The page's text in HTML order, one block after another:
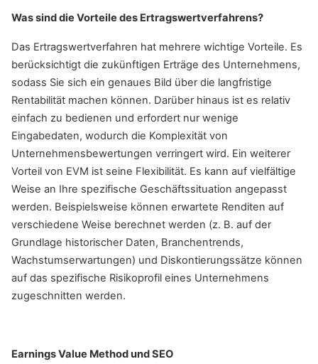
Was sind die Vorteile des Ertragswertverfahrens?
Das Ertragswertverfahren hat mehrere wichtige Vorteile. Es
berücksichtigt die zukünftigen Erträge des Unternehmens,
sodass Sie sich ein genaues Bild über die langfristige
Rentabilität machen können. Darüber hinaus ist es relativ
einfach zu bedienen und erfordert nur wenige
Eingabedaten, wodurch die Komplexität von
Unternehmensbewertungen verringert wird. Ein weiterer
Vorteil von EVM ist seine Flexibilität. Es kann auf vielfältige
Weise an Ihre spezifische Geschäftssituation angepasst
werden. Beispielsweise können erwartete Renditen auf
verschiedene Weise berechnet werden (z. B. auf der
Grundlage historischer Daten, Branchentrends,
Wachstumserwartungen) und Diskontierungssätze können
auf das spezifische Risikoprofil eines Unternehmens
zugeschnitten werden.
Earnings Value Method und SEO